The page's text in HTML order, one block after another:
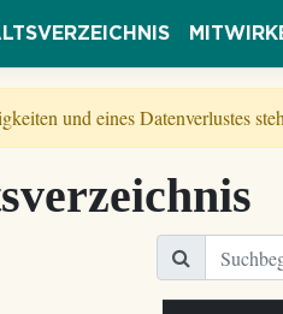
und eines Datenverlustes